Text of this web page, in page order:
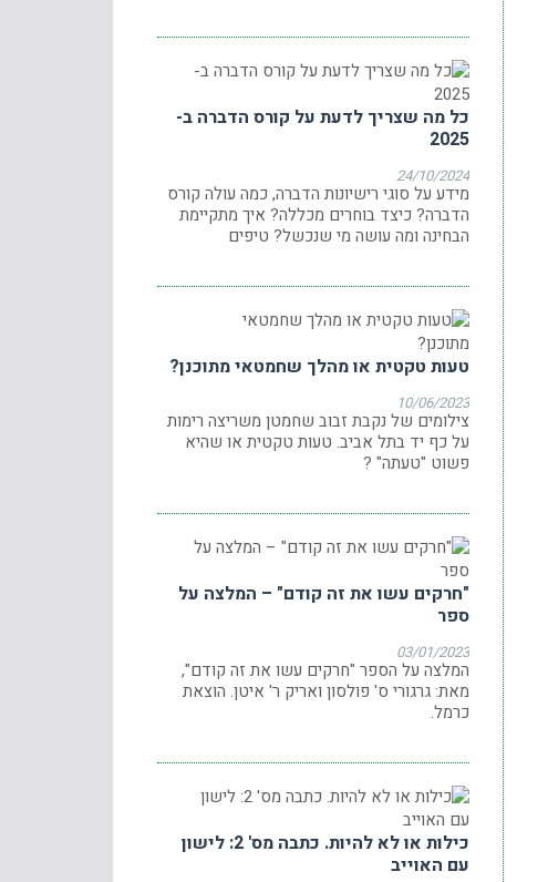
כל מה שצריך לדעת על קורס הדברה ב-
2025
24/10/2024
מידע על סוגי רישיונות הדברה, כמה עולה קורס
הדברה? כיצד בוחרים מכללה? איך מתקיימת
הבחינה ומה עושה מי שנכשל? טיפים
טעות טקטית או מהלך שחמטאי מתוכנן?
10/06/2023
צילומים של נקבת זבוב שחמטן משריצה רימות
על כף יד בתל אביב. טעות טקטית או שהיא
פשוט "טעתה" ?
"חרקים עשו את זה קודם" – המלצה על
ספר
03/01/2023
המלצה על הספר "חרקים עשו את זה קודם",
מאת: גרגורי ס' פולסון ואריק ר' איטן. הוצאת
כרמל.
כילות או לא להיות. כתבה מס' 2: לישון
עם האוייב